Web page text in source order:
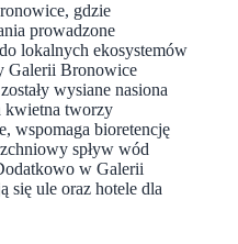
gdzie
prowadzone
lokalnych ekosystemów
Galerii Bronowice
wysiane nasiona
kwietna tworzy
wspomaga bioretencję
spływ wód
w Galerii
się ule oraz hotele dla